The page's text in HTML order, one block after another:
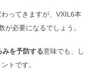
ってきますが、VXIL6本
が必要になるでしょう。
みを予防する意味でも、し
トです。